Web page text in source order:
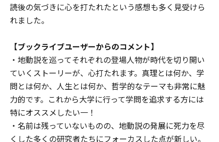
読後の気づきに心を打たれたという感想も多く見受けら
れました。
【ブックライブユーザーからのコメント】
・地動説を巡ってそれぞれの登場人物が時代を切り開い
ていくストーリーが、心打たれます。真理とは何か、学
問とは何か、人生とは何か、哲学的なテーマも非常に魅
力的です。これから大学に行って学問を追求する方には
特にオススメしたい一！
・名前は残っていないものの、地動説の発展に死力を尽
くした多くの研究者たちにフォーカスした点が新しい。